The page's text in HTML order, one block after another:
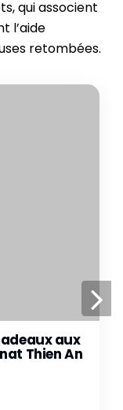
qui associent
l’aide
retombées.
aux
Thien An